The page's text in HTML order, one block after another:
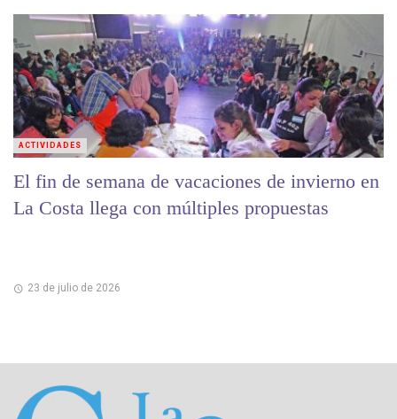
El fin de semana de vacaciones de invierno en
La Costa llega con múltiples propuestas
23 de julio de 2026
ACTIVIDADES